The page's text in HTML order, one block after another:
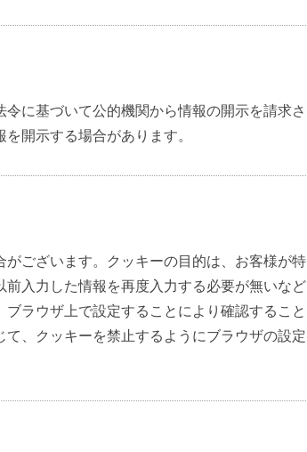
に基づいて公的機関から情報の開示を請求さ
開示する場合があります。
ございます。クッキーの目的は、お客様が特
入力した情報を再度入力する必要が無いなど
ラウザ上で設定することにより確認すること
、クッキーを禁止するようにブラウザの設定